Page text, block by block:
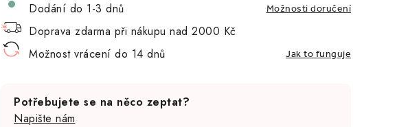
Dodání do 1-3 dnů Možnosti doručení
Doprava zdarma při nákupu nad 2000 Kč
Možnost vrácení do 14 dnů
Jak to funguje
Potřebujete se na něco zeptat?
Napište nám